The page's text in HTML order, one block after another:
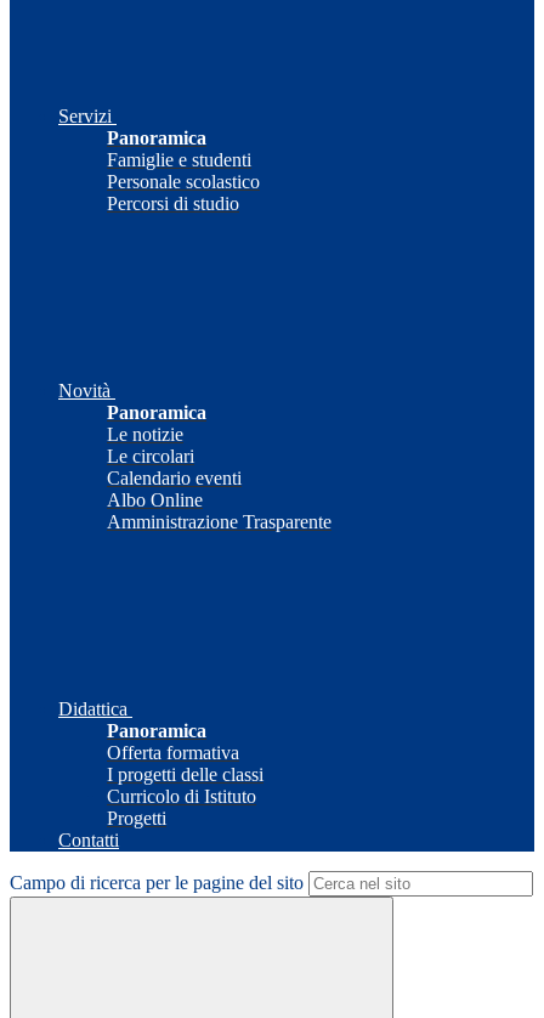
Servizi
Panoramica
Famiglie e studenti
Personale scolastico
Percorsi di studio
Novità
Panoramica
Le notizie
Le circolari
Calendario eventi
Albo Online
Amministrazione Trasparente
Didattica
Panoramica
Offerta formativa
I progetti delle classi
Curricolo di Istituto
Progetti
Contatti
Campo di ricerca per le pagine del sito